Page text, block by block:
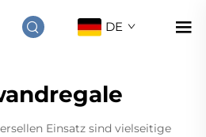
DE
Einsatz sind vielseitige